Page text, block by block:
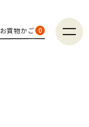
お買物かご 0